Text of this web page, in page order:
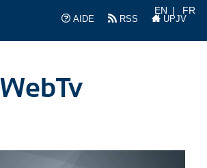
AIDE
RSS UPJV
EN FR
WebTv